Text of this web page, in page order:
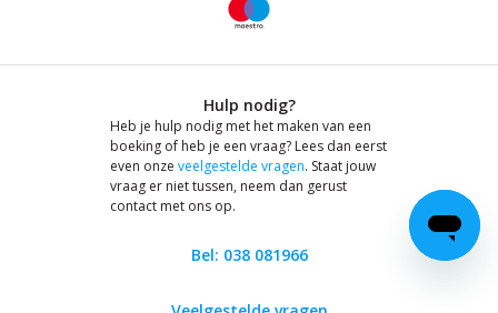
Hulp nodig?
Heb je hulp nodig met het maken van een
boeking of heb je een vraag? Lees dan eerst
even onze veelgestelde vragen. Staat jouw
vraag er niet tussen, neem dan gerust
contact met ons op.
Bel: 038 081966